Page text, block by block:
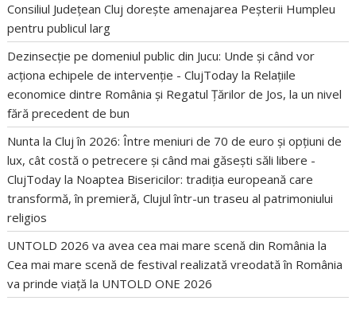
Consiliul Județean Cluj dorește amenajarea Peșterii Humpleu
pentru publicul larg
Dezinsecție pe domeniul public din Jucu: Unde și când vor
acționa echipele de intervenție - ClujToday la Relațiile
economice dintre România și Regatul Țărilor de Jos, la un nivel
fără precedent de bun
Nunta la Cluj în 2026: Între meniuri de 70 de euro și opțiuni de
lux, cât costă o petrecere și când mai găsești săli libere -
ClujToday la Noaptea Bisericilor: tradiția europeană care
transformă, în premieră, Clujul într-un traseu al patrimoniului
religios
UNTOLD 2026 va avea cea mai mare scenă din România la
Cea mai mare scenă de festival realizată vreodată în România
va prinde viață la UNTOLD ONE 2026